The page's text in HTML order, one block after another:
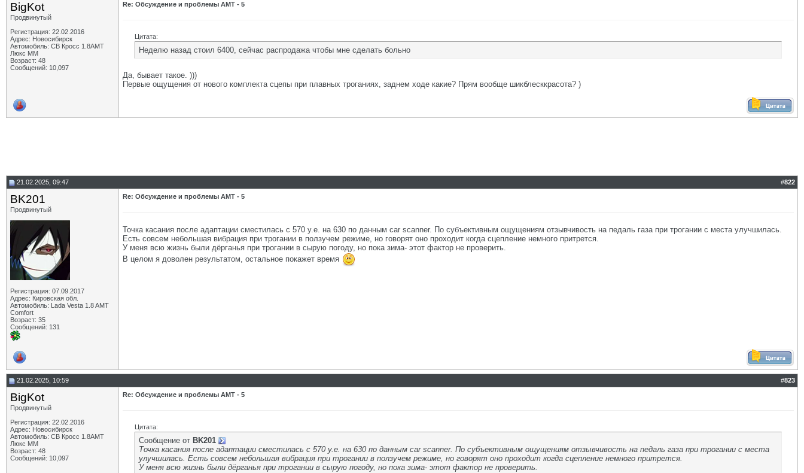
BigKot
Продвинутый
Регистрация: 22.02.2016
Адрес: Новосибирск
Автомобиль: СВ Кросс 1.8АМТ
Люкс ММ
Возраст: 48
Сообщений: 10,097
Re: Обсуждение и проблемы АМТ - 5
Цитата:
Неделю назад стоил 6400, сейчас распродажа чтобы мне сделать больно
Да, бывает такое. )))
Первые ощущения от нового комплекта сцепы при плавных троганиях, заднем ходе какие? Прям вообще шикблесккрасота? )
21.02.2025, 09:47 #822
BK201
Продвинутый
Регистрация: 07.09.2017
Адрес: Кировская обл.
Автомобиль: Lada Vesta 1.8 AMT
Comfort
Возраст: 35
Сообщений: 131
Re: Обсуждение и проблемы АМТ - 5
Точка касания после адаптации сместилась с 570 у.е. на 630 по данным car scanner. По субъективным ощущениям отзывчивость на педаль газа при трогании с места улучшилась.
Есть совсем небольшая вибрация при трогании в ползучем режиме, но говорят оно проходит когда сцепление немного притрется.
У меня всю жизнь были дёрганья при трогании в сырую погоду, но пока зима- этот фактор не проверить.
В целом я доволен результатом, остальное покажет время
21.02.2025, 10:59 #823
BigKot
Продвинутый
Регистрация: 22.02.2016
Адрес: Новосибирск
Автомобиль: СВ Кросс 1.8АМТ
Люкс ММ
Возраст: 48
Сообщений: 10,097
Re: Обсуждение и проблемы АМТ - 5
Цитата:
Сообщение от BK201
Точка касания после адаптации сместилась с 570 у.е. на 630 по данным car scanner. По субъективным ощущениям отзывчивость на педаль газа при трогании с места
улучшилась. Есть совсем небольшая вибрация при трогании в ползучем режиме, но говорят оно проходит когда сцепление немного притрется.
У меня всю жизнь были дёрганья при трогании в сырую погоду, но пока зима- этот фактор не проверить.